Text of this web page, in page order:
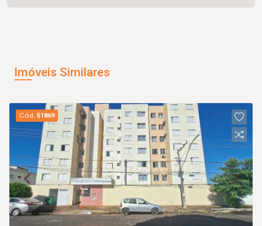
Imóveis Similares
Cód.51869